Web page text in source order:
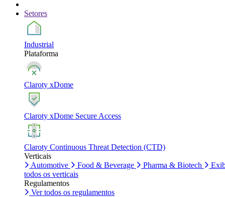
Setores
Industrial
Plataforma
Claroty xDome
Claroty xDome Secure Access
Claroty Continuous Threat Detection (CTD)
Verticais
Automotive
Food & Beverage Pharma & Biotech
todos os verticais
Regulamentos
Ver todos os regulamentos